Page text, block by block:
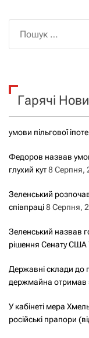
к
Гарячі
умови пільгової
Федоров назвав
глухий кут8 Серпня,
Зеленський
співпраці8 Серпня,
Зеленський назвав
рішення Сенату США
Державні склади до
держмайна отримав
У кабінеті мера
російські прапори